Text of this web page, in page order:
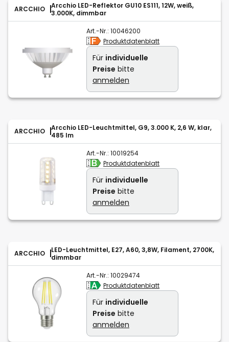
ARCCHIO
Arcchio LED-Reflektor GU10 ES111, 12W, weiß,
3.000K, dimmbar
Art.-Nr.: 10046200
Produktdatenblatt
Für individuelle
Preise bitte
anmelden
ARCCHIO
Arcchio LED-Leuchtmittel, G9, 3.000 K, 2,6 W, klar,
485 lm
Art.-Nr.: 10019254
Produktdatenblatt
Für individuelle
Preise bitte
anmelden
ARCCHIO
LED-Leuchtmittel, E27, A60, 3,8W, Filament, 2700K,
dimmbar
Art.-Nr.: 10029474
Produktdatenblatt
Für individuelle
Preise bitte
anmelden